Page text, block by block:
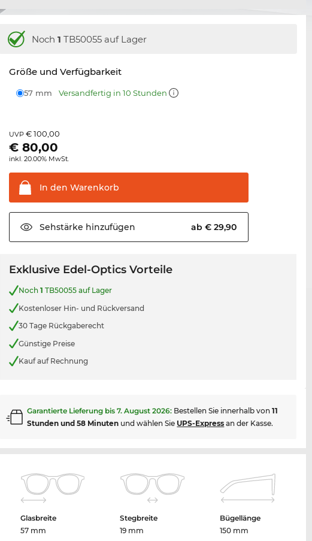
Noch1 TB50055 auf Lager
Größe und Verfügbarkeit
57 mm Versandfertig in 10 Stunden
UVP€ 100,00
€80,00
inkl. 20.00% MwSt.
In den Warenkorb
Sehstärke hinzufügen ab € 29,90
Exklusive Edel-Optics Vorteile
Noch1 TB50055 auf Lager
Kostenloser Hin- und Rückversand
30 Tage Rückgaberecht
Günstige Preise
Kauf auf Rechnung
Garantierte Lieferung bis7. August 2026: Bestellen Sie innerhalb von11
Stunden und 58 Minuten und wählen Sie UPS-Express an der Kasse.
Glasbreite
57 mm
Stegbreite
19 mm
Bügellänge
150 mm